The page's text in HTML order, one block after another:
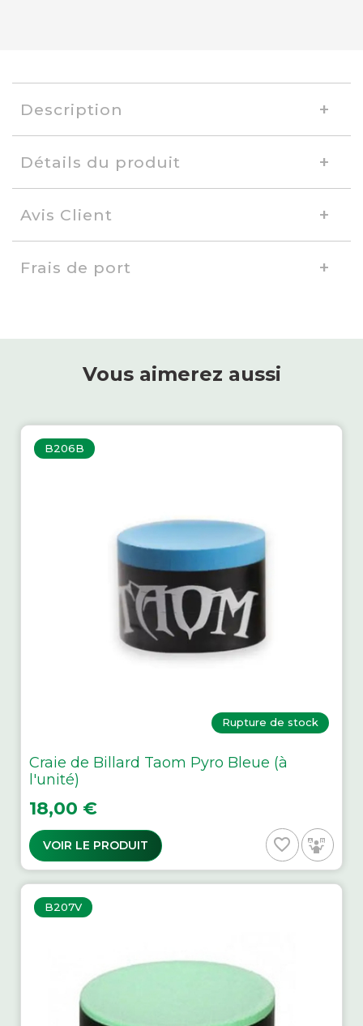
Description
Détails du produit
Avis Client
Frais de port
Vous aimerez aussi
B206B
Rupture de stock
Craie de Billard Taom Pyro Bleue (à
l'unité)
Prix
18,00 €
VOIR LE PRODUIT favorite_border
B207V